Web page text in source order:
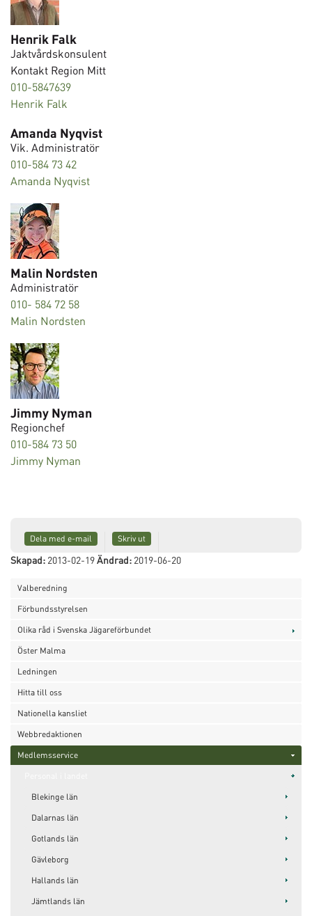
Henrik Falk
Jaktvårdskonsulent
Kontakt Region Mitt
010-5847639
Henrik Falk
Amanda Nyqvist
Vik. Administratör
010-584 73 42
Amanda Nyqvist
Malin Nordsten
Administratör
010- 584 72 58
Malin Nordsten
Jimmy Nyman
Regionchef
010-584 73 50
Jimmy Nyman
Dela med e-mail Skriv ut
Skapad: 2013-02-19Ändrad: 2019-06-20
Valberedning
Förbundsstyrelsen
Olika råd i Svenska Jägareförbundet
Öster Malma
Ledningen
Hitta till oss
Nationella kansliet
Webbredaktionen
Medlemsservice
Blekinge län
Dalarnas län
Gotlands län
Gävleborg
Hallands län
Jämtlands län